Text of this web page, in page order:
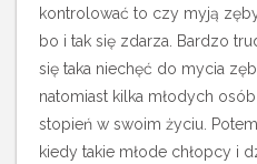
kontrolować to czy myją
bo i tak się zdarza. Bardzo
się taka niechęć do mycia
natomiast kilka młodych
stopień w swoim życiu.
kiedy takie młode chłopcy i